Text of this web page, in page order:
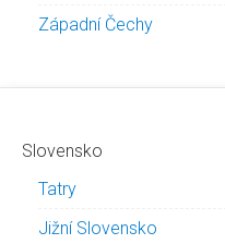
Západní Čechy
Slovensko
Tatry
Jižní Slovensko